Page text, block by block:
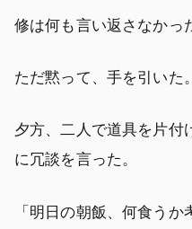
修は何も言い返さなかっ
ただ黙って、手を引いた。
夕方、二人で道具を片付
に冗談を言った。
「明日の朝飯、何食うか